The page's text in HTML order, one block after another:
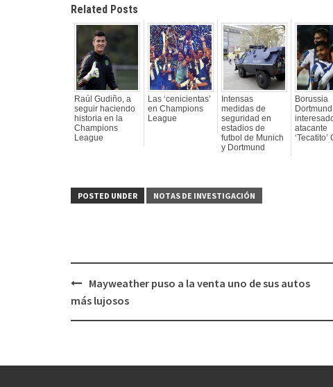
Related Posts
Raúl Gudiño, a
seguir haciendo
historia en la
Champions
League
Las ‘cenicientas’
en Champions
League
Intensas
medidas de
seguridad en
estadios de
futbol de Munich
y Dortmund
Borussia
Dortmund
atacante
POSTED UNDER NOTAS DE INVESTIGACIÓN
Post
navigation
Mayweather puso a la venta uno de sus autos
más lujosos